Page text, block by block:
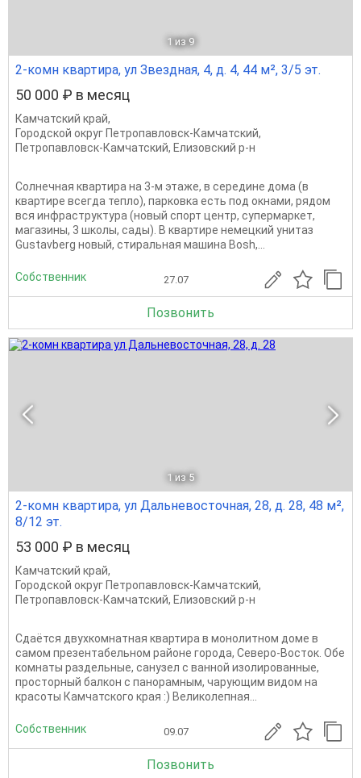
1 из 9
2-комн квартира, ул Звездная, 4, д. 4, 44 м², 3/5 эт.
50 000 ₽ в месяц
Камчатский край,
Городской округ Петропавловск-Камчатский,
Петропавловск-Камчатский, Елизовский р-н
Солнечная квартира на 3-м этаже, в середине дома (в
квартире всегда тепло), парковка есть под окнами, рядом
вся инфраструктура (новый спорт центр, супермаркет,
магазины, 3 школы, сады). В квартире немецкий унитаз
Gustavberg новый, стиральная машина Bosh,...
Собственник 27.07
Позвонить
1 из 5
2-комн квартира, ул Дальневосточная, 28, д. 28, 48 м²,
8/12 эт.
53 000 ₽ в месяц
Камчатский край,
Городской округ Петропавловск-Камчатский,
Петропавловск-Камчатский, Елизовский р-н
Сдаётся двухкомнатная квартира в монолитном доме в
самом презентабельном районе города, Северо-Восток. Обе
комнаты раздельные, санузел с ванной изолированные,
просторный балкон с панорамным, чарующим видом на
красоты Камчатского края :) Великолепная...
Собственник 09.07
Позвонить